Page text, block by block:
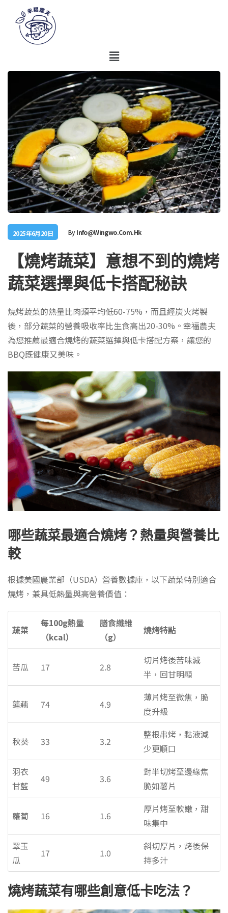
2025年6月20日 ByInfo@wingwo.com.hk
【燒烤蔬菜】意想不到的燒烤
蔬菜選擇與低卡搭配秘訣
燒烤蔬菜的熱量比肉類平均低60-75%，而且經炭火烤製
後，部分蔬菜的營養吸收率比生食高出20-30%。幸福農夫
為您推薦最適合燒烤的蔬菜選擇與低卡搭配方案，讓您的
BBQ既健康又美味。
哪些蔬菜最適合燒烤？熱量與營養比
較
根據美國農業部（USDA）營養數據庫，以下蔬菜特別適合
燒烤，兼具低熱量與高營養價值：
蔬菜
每100g熱量
（kcal）
膳食纖維
（g）
燒烤特點
苦瓜 17 2.8
切片烤後苦味減
半，回甘明顯
蓮藕 74 4.9
薄片烤至微焦，脆
度升級
秋葵 33 3.2
整根串烤，黏液減
少更順口
羽衣
甘藍
49 3.6
對半切烤至邊緣焦
脆如薯片
蘿蔔 16 1.6
厚片烤至軟嫩，甜
味集中
翠玉
瓜
17 1.0
斜切厚片，烤後保
持多汁
燒烤蔬菜有哪些創意低卡吃法？